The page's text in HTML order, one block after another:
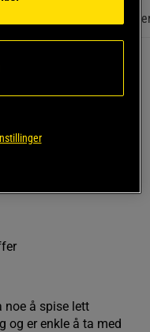
&
komplisert. Den trenger
og den er også
noe å spise lett
og er enkle å ta med